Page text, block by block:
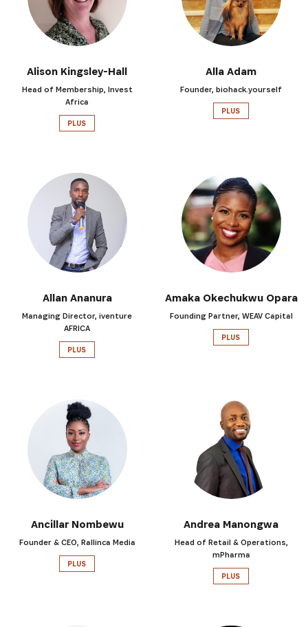
Alison Kingsley-Hall
Head of Membership, Invest
Africa
PLUS
Alla Adam
Founder, biohack.yourself
PLUS
Allan Ananura
Managing Director, iventure
AFRICA
PLUS
Amaka Okechukwu Opara
Founding Partner, WEAV Capital
PLUS
Ancillar Nombewu
Founder & CEO, Rallinca Media
PLUS
Andrea Manongwa
Head of Retail & Operations,
mPharma
PLUS